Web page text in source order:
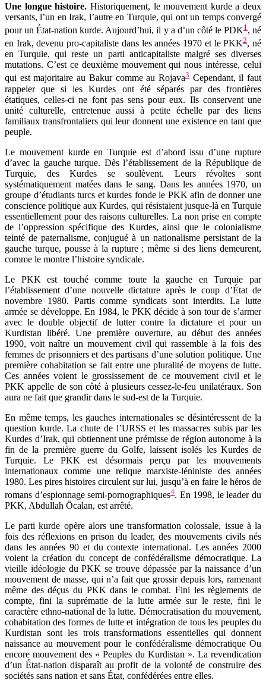
Une longue histoire. Historiquement, le mouvement kurde a deux
versants, l’un en Irak, l’autre en Turquie, qui ont un temps convergé
pour un État-nation kurde. Aujourd’hui, il y a d’un côté le PDK1, né
en Irak, devenu pro-capitaliste dans les années 1970 et le PKK2, né
en Turquie, qui reste un parti anticapitaliste malgré ses diverses
mutations. C’est ce deuxième mouvement qui nous intéresse, celui
qui est majoritaire au Bakur comme au Rojava3Cependant, il faut
rappeler que si les Kurdes ont été séparés par des frontières
étatiques, celles-ci ne font pas sens pour eux. Ils conservent une
unité culturelle, entretenue aussi à petite échelle par des liens
familiaux transfrontaliers qui leur donnent une existence en tant que
peuple.
Le mouvement kurde en Turquie est d’abord issu d’une rupture
d’avec la gauche turque. Dès l’établissement de la République de
Turquie, des Kurdes se soulèvent. Leurs révoltes sont
systématiquement matées dans le sang. Dans les années 1970, un
groupe d’étudiants turcs et kurdes fonde le PKK afin de donner une
conscience politique aux Kurdes, qui résistaient jusque-là en Turquie
essentiellement pour des raisons culturelles. La non prise en compte
de l’oppression spécifique des Kurdes, ainsi que le colonialisme
teinté de paternalisme, conjugué à un nationalisme persistant de la
gauche turque, pousse à la rupture ; même si des liens demeurent,
comme le montre l’histoire syndicale.
Le PKK est touché comme toute la gauche en Turquie par
l’établissement d’une nouvelle dictature après le coup d’État de
novembre 1980. Partis comme syndicats sont interdits. La lutte
armée se développe. En 1984, le PKK décide à son tour de s’armer
avec le double objectif de lutter contre la dictature et pour un
Kurdistan libéré. Une première ouverture, au début des années
1990, voit naître un mouvement civil qui rassemble à la fois des
femmes de prisonniers et des partisans d’une solution politique. Une
première cohabitation se fait entre une pluralité de moyens de lutte.
Ces années voient le grossissement de ce mouvement civil et le
PKK appelle de son côté à plusieurs cessez-le-feu unilatéraux. Son
aura ne fait que grandir dans le sud-est de la Turquie.
En même temps, les gauches internationales se désintéressent de la
question kurde. La chute de l’URSS et les massacres subis par les
Kurdes d’Irak, qui obtiennent une prémisse de région autonome à la
fin de la première guerre du Golfe, laissent isolés les Kurdes de
Turquie. Le PKK est désormais perçu par les mouvements
internationaux comme une relique marxiste-léniniste des années
1980. Les pires histoires circulent sur lui, jusqu’à en faire le héros de
romans d’espionnage semi-pornographiques4. En 1998, le leader du
PKK, Abdullah Öcalan, est arrêté.
Le parti kurde opère alors une transformation colossale, issue à la
fois des réflexions en prison du leader, des mouvements civils nés
dans les années 90 et du contexte international. Les années 2000
voient la création du concept de confédéralisme démocratique. La
vieille idéologie du PKK se trouve dépassée par la naissance d’un
mouvement de masse, qui n’a fait que grossir depuis lors, ramenant
même des déçus du PKK dans le combat. Fini les règlements de
compte, fini la suprématie de la lutte armée sur le reste, fini le
caractère ethno-national de la lutte. Démocratisation du mouvement,
cohabitation des formes de lutte et intégration de tous les peuples du
Kurdistan sont les trois transformations essentielles qui donnent
naissance au mouvement pour le confédéralisme démocratique Ou
encore mouvement des « Peuples du Kurdistan ». La revendication
d’un État-nation disparaît au profit de la volonté de construire des
sociétés sans nation et sans État, confédérées entre elles.